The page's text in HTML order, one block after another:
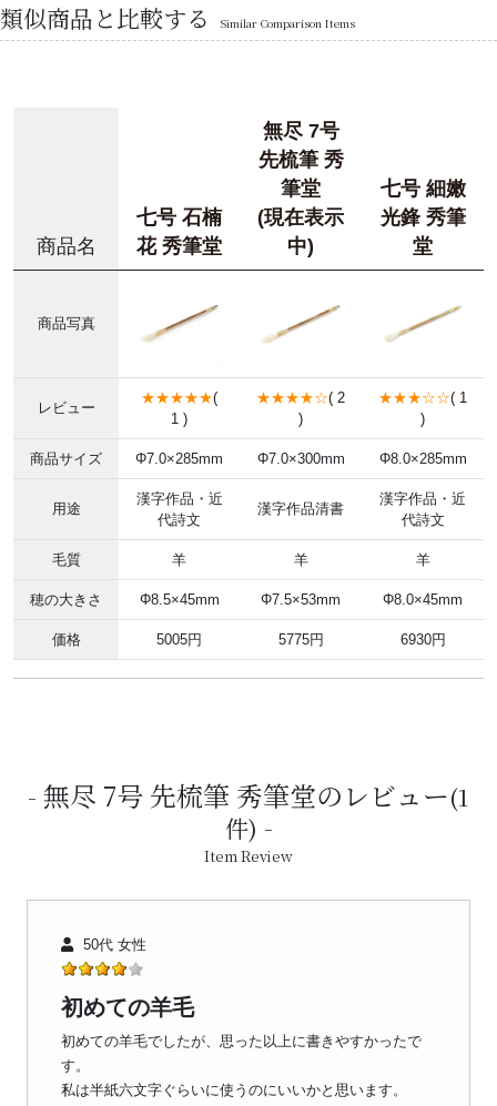
類似商品と比較する Similar Comparison Items
商品名
七号 石楠
花 秀筆堂
無尽 7号
先梳筆 秀
筆堂
(現在表示
中)
七号 細嫩
光鋒 秀筆
堂
商品写真
レビュー
★★★★★(
1 )
★★★★☆( 2
)
★★★☆☆( 1
)
商品サイズ Φ7.0×285mm Φ7.0×300mm Φ8.0×285mm
用途
漢字作品・近
代詩文
漢字作品清書
漢字作品・近
代詩文
毛質 羊 羊 羊
穂の大きさ Φ8.5×45mm Φ7.5×53mm Φ8.0×45mm
価格 5005円 5775円 6930円
無尽 7号 先梳筆 秀筆堂のレビュー(1
件)
Item Review
50代 女性
初めての羊毛
初めての羊毛でしたが、思った以上に書きやすかったで
す。
私は半紙六文字ぐらいに使うのにいいかと思います。